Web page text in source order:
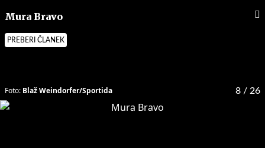
Mura Bravo
PREBERI ČLANEK
8 / 26
Foto: Blaž Weindorfer/Sportida